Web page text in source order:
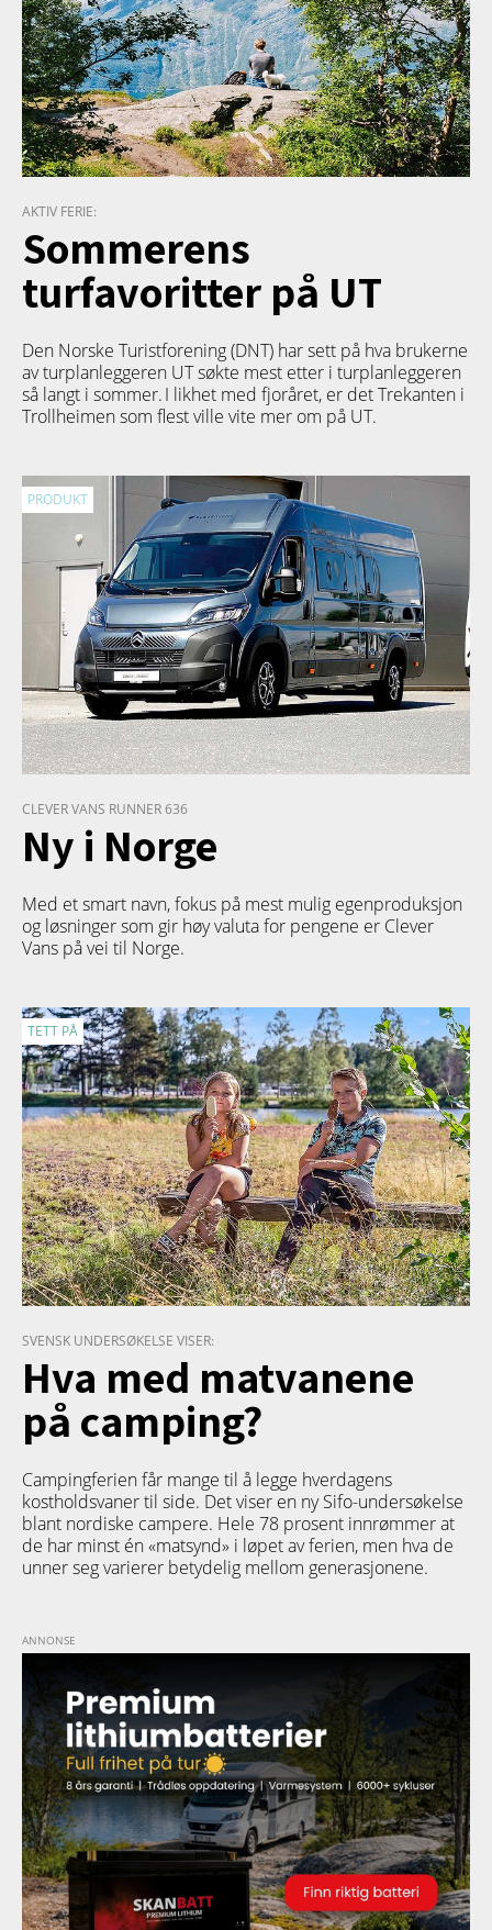
AKTIV FERIE:
Sommerens
turfavoritter på UT
Den Norske Turistforening (DNT) har sett på hva brukerne
av turplanleggeren UTsøkte mest etter i turplanleggeren
så langt i sommer. I likhet med fjoråret, er det Trekanten i
Trollheimen som flest ville vite mer om på UT.
PRODUKT
CLEVER VANS RUNNER 636
Ny i Norge
Med et smart navn, fokus på mest mulig egenproduksjon
og løsninger som gir høy valuta for pengene er Clever
Vans på vei til Norge.
TETT PÅ
SVENSK UNDERSØKELSE VISER:
Hva med matvanene
på camping?
Campingferien får mange til å legge hverdagens
kostholdsvaner til side. Det viser en ny Sifo-undersøkelse
blant nordiske campere. Hele 78 prosent innrømmer at
de har minst én «matsynd» i løpet av ferien, men hva de
unner seg varierer betydelig mellom generasjonene.